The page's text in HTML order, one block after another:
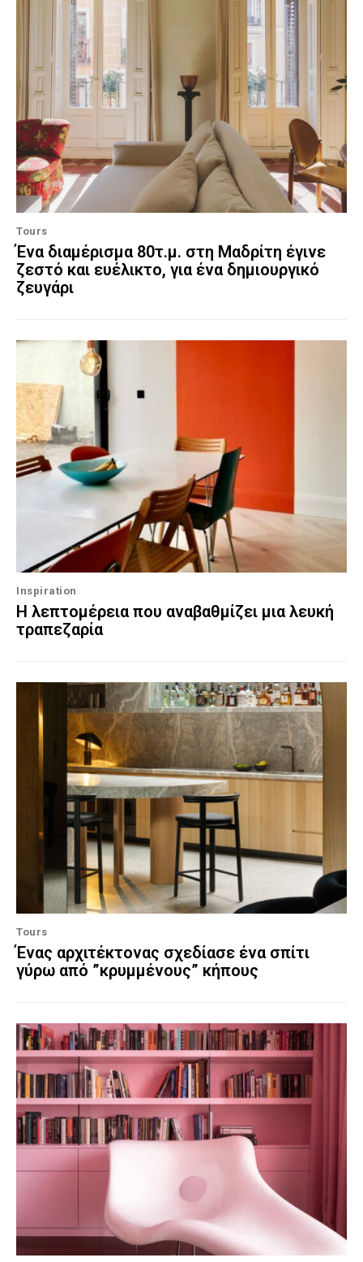
Tours
Ένα διαμέρισμα 80τ.μ. στη Μαδρίτη έγινε
ζεστό και ευέλικτο, για ένα δημιουργικό
ζευγάρι
Inspiration
Η λεπτομέρεια που αναβαθμίζει μια λευκή
τραπεζαρία
Tours
Ένας αρχιτέκτονας σχεδίασε ένα σπίτι
γύρω από ”κρυμμένους” κήπους